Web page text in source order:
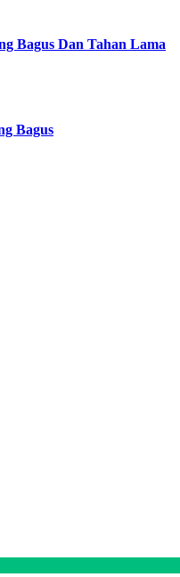
Bagus Dan Tahan Lama
Bagus